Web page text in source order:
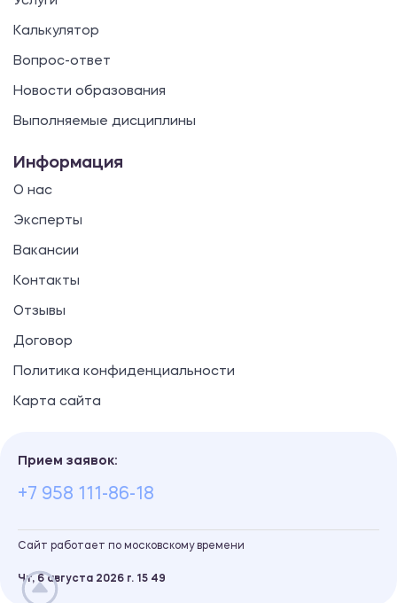
Калькулятор
Вопрос-ответ
Новости образования
Выполняемые дисциплины
Информация
О нас
Эксперты
Вакансии
Контакты
Отзывы
Договор
Политика конфиденциальности
Карта сайта
Прием заявок:
+7 958 111-86-18
Сайт работает по московскому времени
Чт, 6 августа 2026 г. 15 49